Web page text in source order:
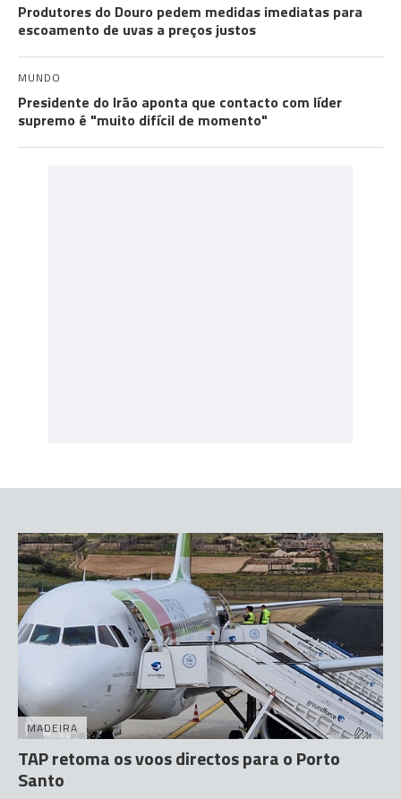
Produtores do Douro pedem medidas imediatas para
escoamento de uvas a preços justos
MUNDO
Presidente do Irão aponta que contacto com líder
supremo é "muito difícil de momento"
MADEIRA
TAP retoma os voos directos para o Porto
Santo